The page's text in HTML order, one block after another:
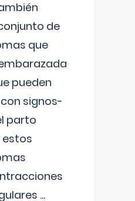
de
que
pueden
signos-
parto
estos
...